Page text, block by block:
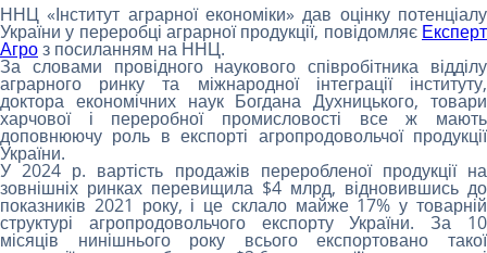
ННЦ «Інститут аграрної економіки» дав оцінку потенціалу
України у переробці аграрної продукції, повідомляє Експерт
Агроз посиланням на ННЦ.
За словами провідного наукового співробітника відділу
аграрного ринку та міжнародної інтеграції інституту,
доктора економічних наук Богдана Духницького, товари
харчової і переробної промисловості все ж мають
доповнюючу роль в експорті агропродовольчої продукції
України.
У 2024 р. вартість продажів переробленої продукції на
зовнішніх ринках перевищила $4 млрд, відновившись до
показників 2021 року, і це склало майже 17% у товарній
структурі агропродовольчого експорту України. За 10
місяців нинішнього року всього експортовано такої